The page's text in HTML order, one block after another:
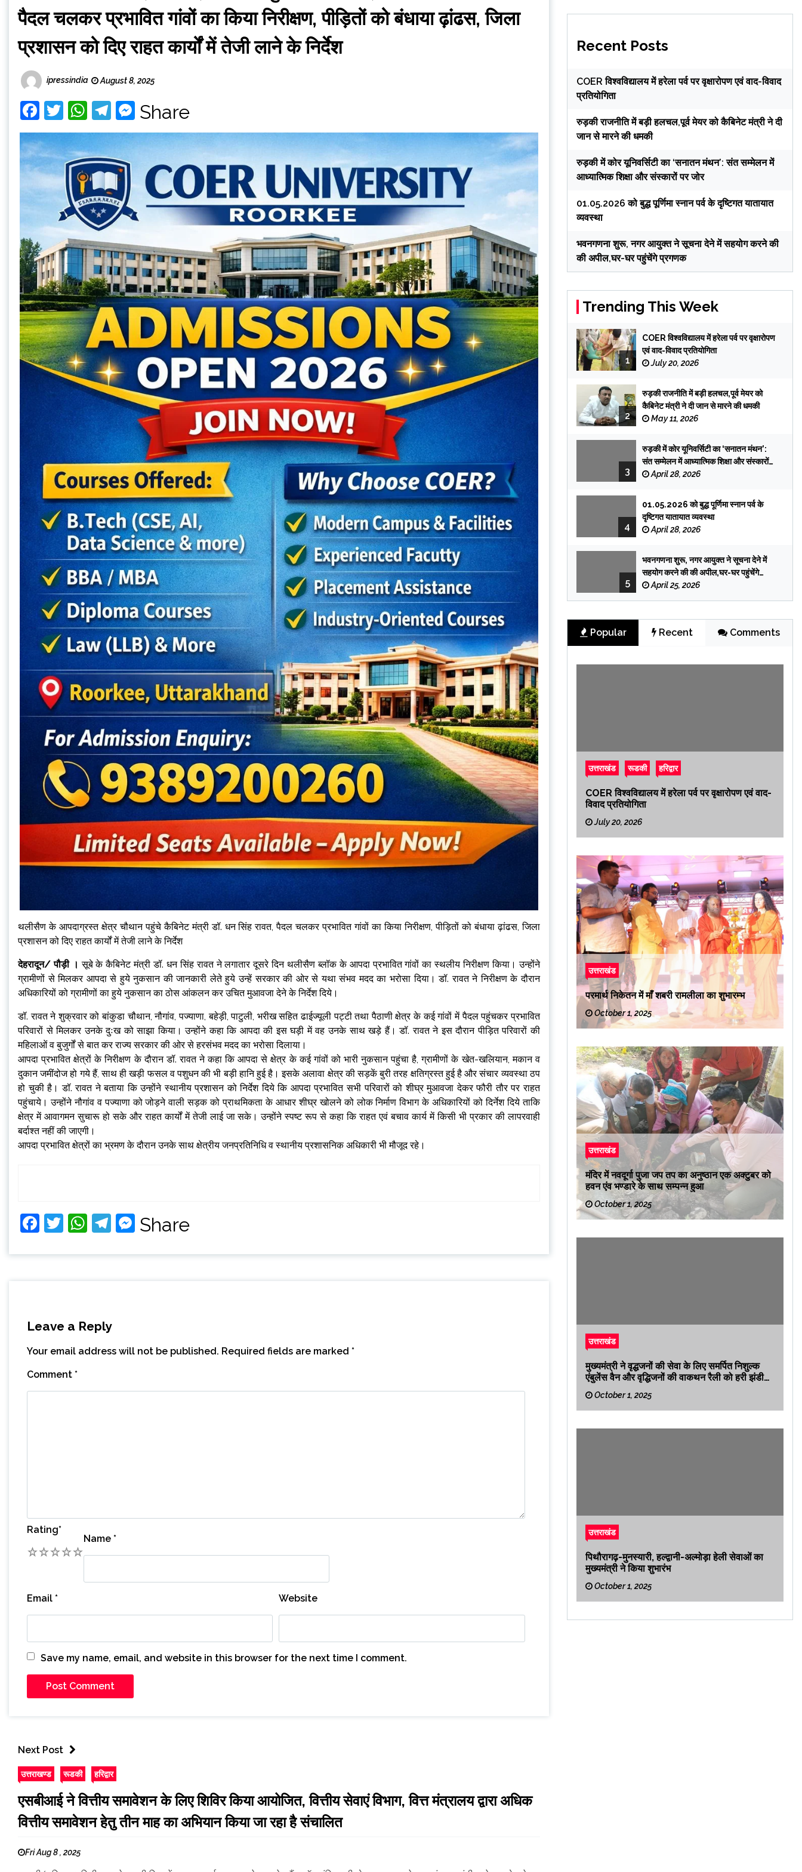
पैदल चलकर प्रभावित गांवों का किया निरीक्षण, पीड़ितों को बंधाया ढ़ांढस, जिला
प्रशासन को दिए राहत कार्यों में तेजी लाने के निर्देश
ipressindia August 8, 2025
Facebook
Twitter
WhatsApp
Telegram
Messenger
Share
थलीसैण के आपदाग्रस्त क्षेत्र चौथान पहुंचे कैबिनेट मंत्री डॉ. धन सिंह रावत, पैदल चलकर प्रभावित गांवों का किया निरीक्षण, पीड़ितों को बंधाया ढ़ांढस, जिला
प्रशासन को दिए राहत कार्यों में तेजी लाने के निर्देश
देहरादून/ पौड़ी । सूबे के कैबिनेट मंत्री डॉ. धन सिंह रावत ने लगातार दूसरे दिन थलीसैण ब्लॉक के आपदा प्रभावित गांवों का स्थलीय निरीक्षण किया। उन्होंने
ग्रामीणों से मिलकर आपदा से हुये नुकसान की जानकारी लेते हुये उन्हें सरकार की ओर से यथा संभव मदद का भरोसा दिया। डॉ. रावत ने निरीक्षण के दौरान
अधिकारियों को ग्रामीणों का हुये नुकसान का ठोस आंकलन कर उचित मुआवजा देने के निर्देश दिये।
डॉ. रावत ने शुक्रवार को बांकुडा चौथान, नौगांव, पज्याणा, बहेड़ी, पाटुली, भरीख सहित ढाईज्यूली पट्टी तथा पैठाणी क्षेत्र के कई गांवों में पैदल पहुंचकर प्रभावित
परिवारों से मिलकर उनके दुःख को साझा किया। उन्होंने कहा कि आपदा की इस घड़ी में वह उनके साथ खड़े हैं। डॉ. रावत ने इस दौरान पीड़ित परिवारों की
महिलाओं व बुजुर्गों से बात कर राज्य सरकार की ओर से हरसंभव मदद का भरोसा दिलाया।
आपदा प्रभावित क्षेत्रों के निरीक्षण के दौरान डॉ. रावत ने कहा कि आपदा से क्षेत्र के कई गांवों को भारी नुकसान पहुंचा है, ग्रामीणों के खेत-खलियान, मकान व
दुकान जमींदोज हो गये हैं, साथ ही खड़ी फसल व पशुधन की भी बड़ी हानि हुई है। इसके अलावा क्षेत्र की सड़कें बुरी तरह क्षतिग्रस्त हुई है और संचार व्यवस्था ठप
हो चुकी है। डॉ. रावत ने बताया कि उन्होंने स्थानीय प्रशासन को निर्देश दिये कि आपदा प्रभावित सभी परिवारों को शीघ्र मुआवजा देकर फौरी तौर पर राहत
पहुंचाये। उन्होंने नौगांव व पज्याणा को जोड़ने वाली सड़क को प्राथमिकता के आधार शीघ्र खोलने को लोक निर्माण विभाग के अधिकारियों को दिर्नेश दिये ताकि
क्षेत्र में आवागमन सुचारू हो सके और राहत कार्यों में तेजी लाई जा सके। उन्होंने स्पष्ट रूप से कहा कि राहत एवं बचाव कार्य में किसी भी प्रकार की लापरवाही
बर्दाश्त नहीं की जाएगी।
आपदा प्रभावित क्षेत्रों का भ्रमण के दौरान उनके साथ क्षेत्रीय जनप्रतिनिधि व स्थानीय प्रशासनिक अधिकारी भी मौजूद रहे।
Facebook
Twitter
WhatsApp
Telegram
Messenger
Share
Leave a Reply
Your email address will not be published. Required fields are marked *
Comment *
Rating*
5
4
3
2
Name *
Email * Website
Save my name, email, and website in this browser for the next time I comment.
Next Post
उत्तराखण्ड रूडकी हरिद्वार
एसबीआई ने वित्तीय समावेशन के लिए शिविर किया आयोजित, वित्तीय सेवाएं विभाग, वित्त मंत्रालय द्वारा अधिक
वित्तीय समावेशन हेतु तीन माह का अभियान किया जा रहा है संचालित
Fri Aug 8 , 2025
Recent Posts
COER विश्वविद्यालय में हरेला पर्व पर वृक्षारोपण एवं वाद-विवाद
प्रतियोगिता
रुड़की राजनीति में बड़ी हलचल,पूर्व मेयर को कैबिनेट मंत्री ने दी
जान से मारने की धमकी
रुड़की में कोर यूनिवर्सिटी का ‘सनातन मंथन’: संत सम्मेलन में
आध्यात्मिक शिक्षा और संस्कारों पर जोर
01.05.2026 को बुद्ध पूर्णिमा स्नान पर्व के दृष्टिगत यातायात
व्यवस्था
भवनगणना शुरू, नगर आयुक्त ने सूचना देने में सहयोग करने की
की अपील,घर-घर पहुंचेंगे प्रगणक
Trending This Week
1
COER विश्वविद्यालय में हरेला पर्व पर वृक्षारोपण
एवं वाद-विवाद प्रतियोगिता
July 20, 2026
2
रुड़की राजनीति में बड़ी हलचल,पूर्व मेयर को
कैबिनेट मंत्री ने दी जान से मारने की धमकी
May 11, 2026
3
रुड़की में कोर यूनिवर्सिटी का ‘सनातन मंथन’:
संत सम्मेलन में आध्यात्मिक शिक्षा और संस्कारों
पर जोर
April 28, 2026
4
01.05.2026 को बुद्ध पूर्णिमा स्नान पर्व के
दृष्टिगत यातायात व्यवस्था
April 28, 2026
5
भवनगणना शुरू, नगर आयुक्त ने सूचना देने में
सहयोग करने की की अपील,घर-घर पहुंचेंगे
प्रगणक
April 25, 2026
Popular Recent Comments
उत्तराखंड रूडकी हरिद्वार
COER विश्वविद्यालय में हरेला पर्व पर वृक्षारोपण एवं वाद-
विवाद प्रतियोगिता
July 20, 2026
उत्तराखंड
परमार्थ निकेतन में माँ शबरी रामलीला का शुभारम्भ
October 1, 2025
उत्तराखंड
मंदिर में नवदूर्गा पुजा जप तप का अनुष्ठान एक अक्टुबर को
हवन एंव भण्डारे के साथ सम्पन्न हुआ
October 1, 2025
उत्तराखंड
मुख्यमंत्री ने वृद्धजनों की सेवा के लिए समर्पित निशुल्क
एंबुलेंस वैन और वृद्धिजनों की वाकथन रैली को हरी झंडी
दिखाकर रवाना किया
October 1, 2025
उत्तराखंड
पिथौरागढ़-मुनस्यारी, हल्द्वानी-अल्मोड़ा हेली सेवाओं का
मुख्यमंत्री ने किया शुभारंभ
October 1, 2025